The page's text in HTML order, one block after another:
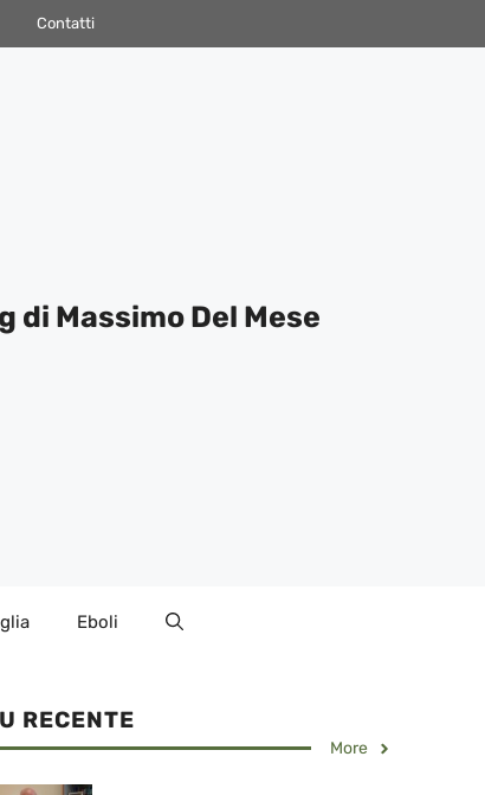
Contatti
di Massimo Del Mese
Eboli
RECENTE
More